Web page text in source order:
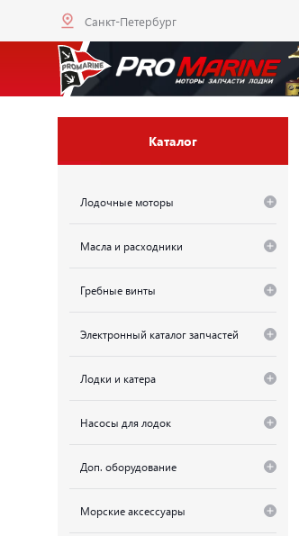
Санкт-Петербург
Каталог
Лодочные моторы
Масла и расходники
Гребные винты
Электронный каталог запчастей
Лодки и катера
Насосы для лодок
Доп. оборудование
Морские аксессуары